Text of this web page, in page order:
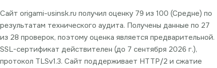
Сайт origami-usinsk.ru получил оценку 79 из 100 (Средне) по
результатам технического аудита. Получены данные по 27
из 28 проверок, поэтому оценка является предварительной.
SSL-сертификат действителен (до 7 сентября 2026 г.),
протокол TLSv1.3. Сайт поддерживает HTTP/2 и сжатие